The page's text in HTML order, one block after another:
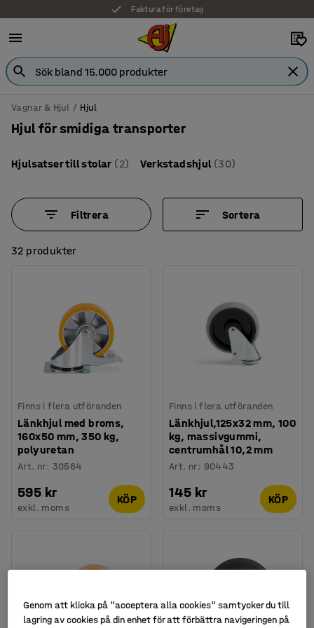
Faktura för företag
Vagnar & Hjul Hjul
Hjul för smidiga transporter
Hjulsatser till stolar (2) Verkstadshjul (30)
Filtrera Sortera
32 produkter
Finns i flera utföranden
Länkhjul med broms,
160x50 mm, 350 kg,
polyuretan
Art. nr: 30564
595 kr
exkl. moms
KÖP
Finns i flera utföranden
Länkhjul,125x32 mm, 100
kg, massivgummi,
centrumhål 10,2 mm
Art. nr: 90443
145 kr
exkl. moms
KÖP
Genom att klicka på "acceptera alla cookies" samtycker du till
lagring av cookies på din enhet för att förbättra navigeringen på